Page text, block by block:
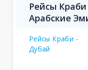
Рейсы
Арабские
Рейсы Краби -
Дубай